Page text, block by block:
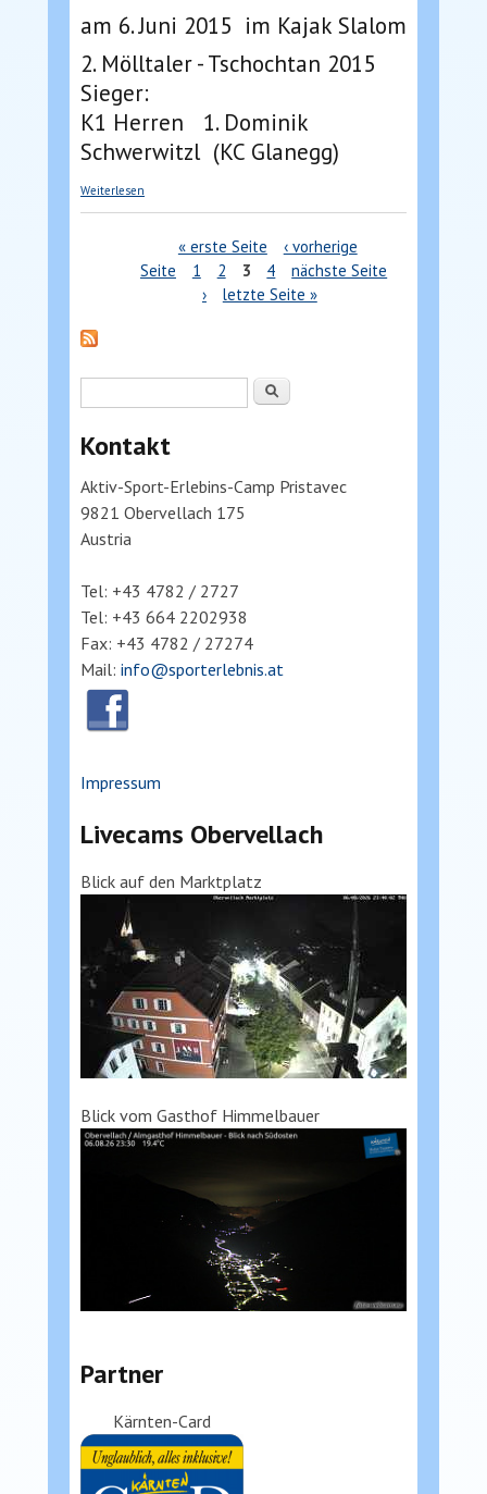
am 6. Juni 2015 im Kajak Slalom
2. Mölltaler - Tschochtan 2015
Sieger:
K1 Herren 1. Dominik
Schwerwitzl (KC Glanegg)
Weiterlesen
« erste Seite
‹ vorherige
Seite
1 2 3 4
nächste Seite
›
letzte Seite »
Suche
Kontakt
Aktiv-Sport-Erlebins-Camp Pristavec
9821 Obervellach 175
Austria
Tel: +43 4782 / 2727
Tel: +43 664 2202938
Fax: +43 4782 / 27274
Mail: info@sporterlebnis.at
Impressum
Livecams Obervellach
Blick auf den Marktplatz
Blick vom Gasthof Himmelbauer
Partner
Kärnten-Card